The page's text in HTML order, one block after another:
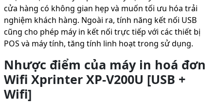
cửa hàng có không gian hẹp và muốn tối ưu hóa trải
nghiệm khách hàng. Ngoài ra, tính năng kết nối USB
cũng cho phép máy in kết nối trực tiếp với các thiết bị
POS và máy tính, tăng tính linh hoạt trong sử dụng.
Nhược điểm của máy in hoá đơn
Wifi Xprinter XP-V200U [USB +
Wifi]